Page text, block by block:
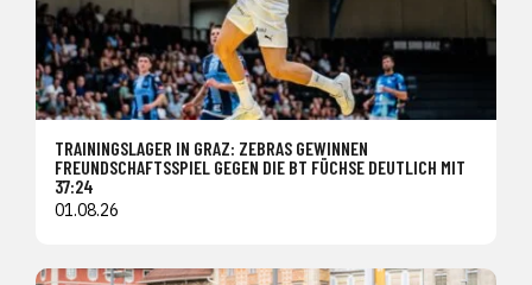
TRAININGSLAGER IN GRAZ: ZEBRAS GEWINNEN
FREUNDSCHAFTSSPIEL GEGEN DIE BT FÜCHSE DEUTLICH MIT
37:24
01.08.26